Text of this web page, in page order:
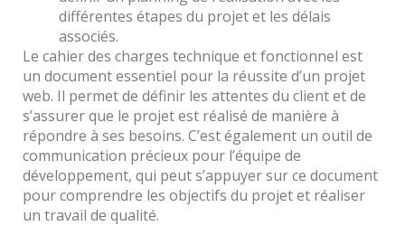
différentes étapes du projet et les délais
associés.
Le cahier des charges technique et fonctionnel est
un document essentiel pour la réussite d’un projet
web. Il permet de définir les attentes du client et de
s’assurer que le projet est réalisé de manière à
répondre à ses besoins. C’est également un outil de
communication précieux pour l’équipe de
développement, qui peut s’appuyer sur ce document
pour comprendre les objectifs du projet et réaliser
un travail de qualité.